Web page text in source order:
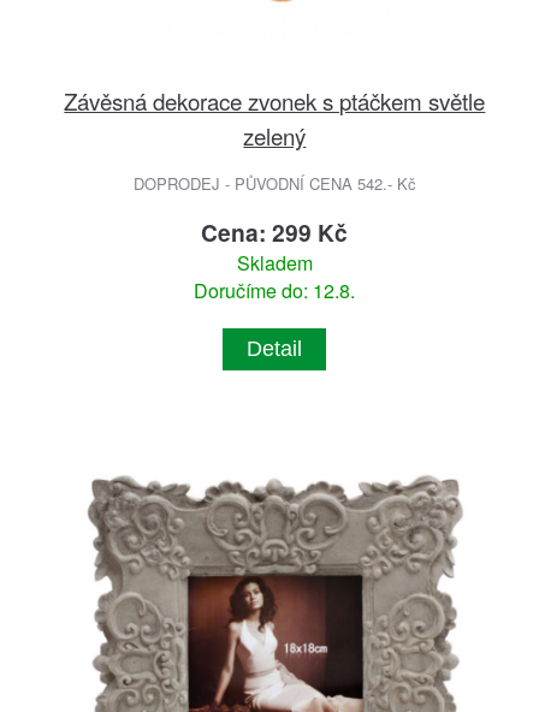
Závěsná dekorace zvonek s ptáčkem světle
zelený
DOPRODEJ - PŮVODNÍ CENA 542.- Kč
Cena: 299 Kč
Skladem
Doručíme do: 12.8.
Detail